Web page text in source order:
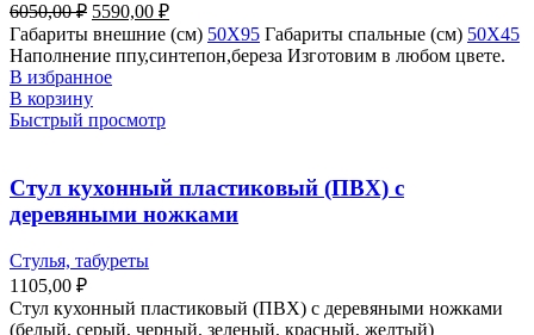
6050,00₽ 5590,00 ₽
Габариты внешние (см) 50X95 Габариты спальные (см) 50X45
Наполнение ппу,синтепон,береза Изготовим в любом цвете.
В избранное
В корзину
Быстрый просмотр
Стул кухонный пластиковый (ПВХ) с
деревяными ножками
Стулья, табуреты
1105,00 ₽
Стул кухонный пластиковый (ПВХ) с деревяными ножками
(белый, серый, черный, зеленый, красный, желтый)